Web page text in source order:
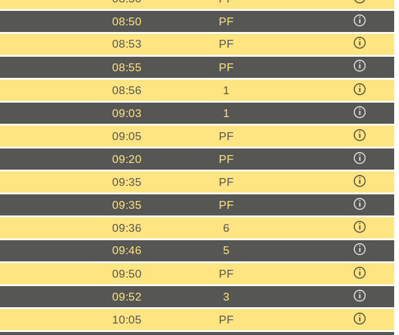
08:50
PF
08:53
PF
08:55
PF
08:56
1
09:03
1
09:05
PF
09:20
PF
09:35
PF
09:35
PF
09:36
6
09:46
5
09:50
PF
09:52
3
10:05 PF